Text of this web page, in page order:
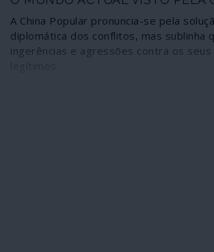
A China Popular pronuncia-se pela
diplomática dos conflitos, mas sublinha
ingerências e agressões contra os